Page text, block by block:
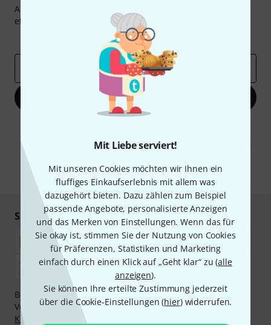
Mit Liebe serviert!
Mit unseren Cookies möchten wir Ihnen ein
fluffiges Einkaufserlebnis mit allem was
dazugehört bieten. Dazu zählen zum Beispiel
passende Angebote, personalisierte Anzeigen
und das Merken von Einstellungen. Wenn das für
Sie okay ist, stimmen Sie der Nutzung von Cookies
für Präferenzen, Statistiken und Marketing
einfach durch einen Klick auf „Geht klar“ zu (alle
anzeigen).
Sie können Ihre erteilte Zustimmung jederzeit
über die Cookie-Einstellungen (hier) widerrufen.
Abonniere den Thomann Newsletter und gewinne mit
etwas Glück einen von
50 Gutscheinen
Inspirierende Beiträge
Deals
Jetzt anmelden
Abmeldung ist jederzeit möglich. Weitere Informationen finden Sie in
* Pflichtfeld
Sicher einkaufen & bezahlen
Bezahlen Sie vertraulich und sicher per Nachnahme,
Vorkasse, PayPal, Amazon Pay,Klarna Sofort bezahlen
Klarna Ratenzahlung